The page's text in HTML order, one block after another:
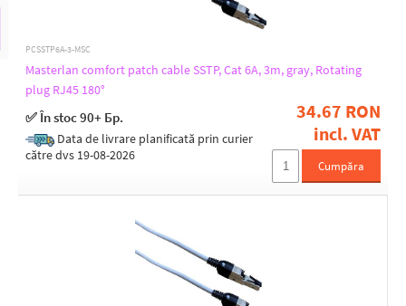
2
3
5
PCSSTP6A-3-MSC
Masterlan comfort patch cable SSTP, Cat 6A, 3m, gray, Rotating
plug RJ45 180°
✅ În stoc 90+ Бр.
Data de livrare planificată prin curier
către dvs 19-08-2026
34.67 RON
incl. VAT
Cumpăra